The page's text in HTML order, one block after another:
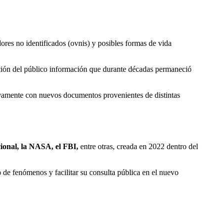
no identificados (ovnis) y posibles formas de vida
del público información que durante décadas permaneció
con nuevos documentos provenientes de distintas
la NASA, el FBI, entre otras, creada en 2022 dentro del
fenómenos y facilitar su consulta pública en el nuevo